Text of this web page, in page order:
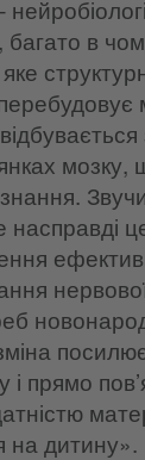
в
яке
мозку,
насправді
посилює
і прямо
на дитину».